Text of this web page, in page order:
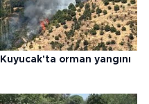
Kuyucak'ta orman yangını